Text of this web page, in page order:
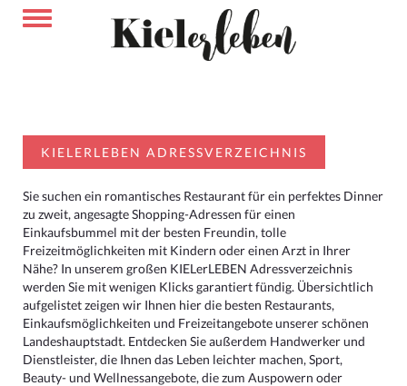
KIELERLEBEN ADRESSVERZEICHNIS
Sie suchen ein romantisches Restaurant für ein perfektes Dinner
zu zweit, angesagte Shopping-Adressen für einen
Einkaufsbummel mit der besten Freundin, tolle
Freizeitmöglichkeiten mit Kindern oder einen Arzt in Ihrer
Nähe? In unserem großen KIELerLEBEN Adressverzeichnis
werden Sie mit wenigen Klicks garantiert fündig. Übersichtlich
aufgelistet zeigen wir Ihnen hier die besten Restaurants,
Einkaufsmöglichkeiten und Freizeitangebote unserer schönen
Landeshauptstadt. Entdecken Sie außerdem Handwerker und
Dienstleister, die Ihnen das Leben leichter machen, Sport,
Beauty- und Wellnessangebote, die zum Auspowern oder